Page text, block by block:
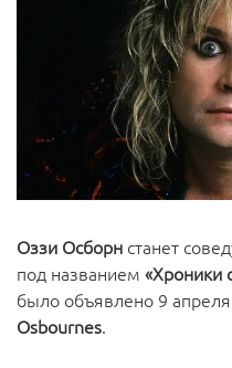
Оззи Осборн станет
под названием «Хроники
было объявлено 9 апреля
Osbournes.